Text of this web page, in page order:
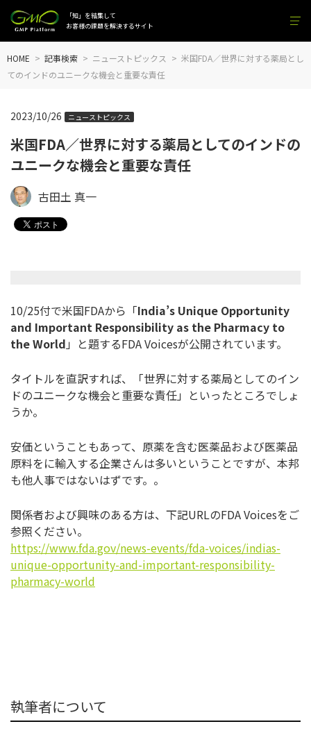
「知」を結集して
お客様の課題を解決するサイト
HOME 記事検索 ニューストピックス
米国FDA／世界に対する薬局とし
てのインドのユニークな機会と重要な責任
米国FDA／世界に対する薬局としてのインドの
ユニークな機会と重要な責任
2023/10/26 ニューストピックス
古田土 真一
10/25付で米国FDAから「India’s Unique Opportunity
and Important Responsibility as the Pharmacy to
the World 」と題するFDA Voicesが公開されています。
タイトルを直訳すれば、「世界に対する薬局としてのイン
ドのユニークな機会と重要な責任」といったところでしょ
うか。
安価ということもあって、原薬を含む医薬品および医薬品
原料をに輸入する企業さんは多いということですが、本邦
も他人事ではないはずです。。
関係者および興味のある方は、下記URLのFDA Voicesをご
参照ください。
https://www.fda.gov/news-events/fda-voices/indias-
unique-opportunity-and-important-responsibility-
pharmacy-world
執筆者について